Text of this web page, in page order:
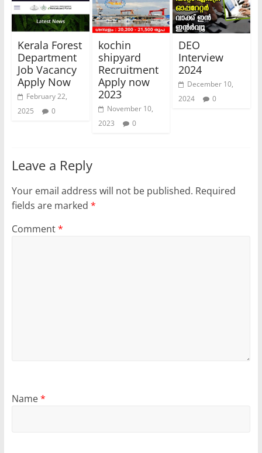
Kerala Forest
Department
Job Vacancy
Apply Now
February 22,
2025
0
kochin
shipyard
Recruitment
Apply now
2023
November 10,
2023
0
DEO
Interview
2024
December 10,
2024
0
Leave a Reply
Your email address will not be published. Required
fields are marked *
Comment*
Name*